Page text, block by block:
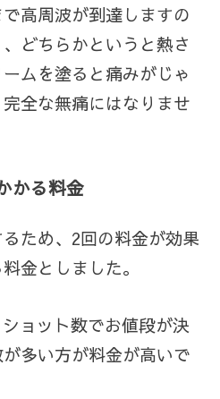
高周波が到達しますの
どちらかというと熱さ
ムを塗ると痛みがじゃ
全な無痛にはなりませ
かる料金
ため、2回の料金が効果
金としました。
ョット数でお値段が決
多い方が料金が高いで